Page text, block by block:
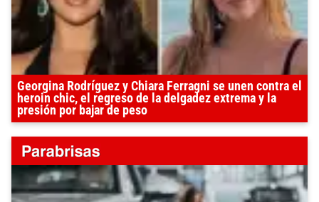
Georgina Rodríguez y Chiara Ferragni se unen contra el
heroin chic, el regreso de la delgadez extrema y la
presión por bajar de peso